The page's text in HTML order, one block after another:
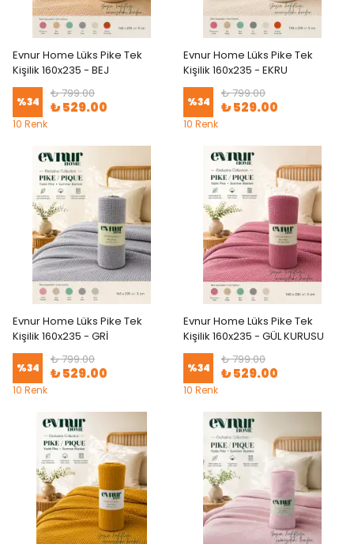
Evnur Home Lüks Pike Tek
Kişilik 160x235 - BEJ
%34
₺ 799.00
₺ 529.00
10 Renk
Evnur Home Lüks Pike Tek
Kişilik 160x235 - EKRU
%34
₺ 799.00
₺ 529.00
10 Renk
Evnur Home Lüks Pike Tek
Kişilik 160x235 - GRİ
%34
₺ 799.00
₺ 529.00
10 Renk
Evnur Home Lüks Pike Tek
Kişilik 160x235 - GÜL KURUSU
%34
₺ 799.00
₺ 529.00
10 Renk